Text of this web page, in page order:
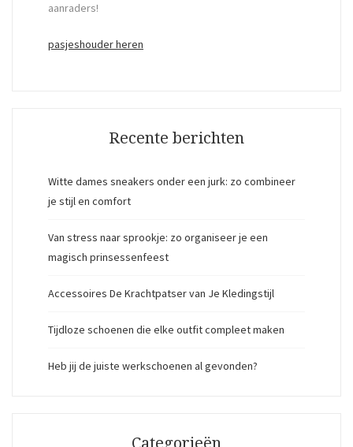
aanraders!
pasjeshouder heren
Recente berichten
Witte dames sneakers onder een jurk: zo combineer
je stijl en comfort
Van stress naar sprookje: zo organiseer je een
magisch prinsessenfeest
Accessoires De Krachtpatser van Je Kledingstijl
Tijdloze schoenen die elke outfit compleet maken
Heb jij de juiste werkschoenen al gevonden?